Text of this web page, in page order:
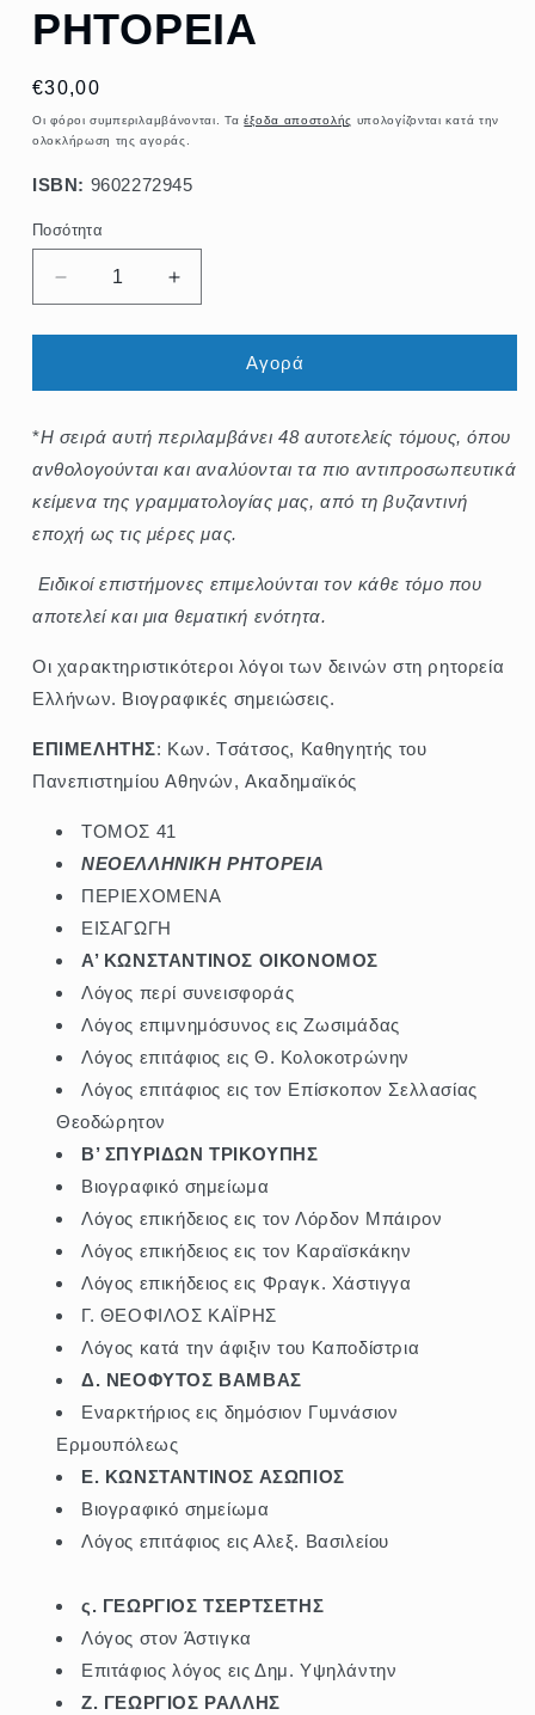
PHTOPEIA
Κανονική
τιμή
€30,00
Οι φόροι συμπεριλαμβάνονται. Ταέξοδα αποστολής υπολογίζονται κατά την
ολοκλήρωση της αγοράς.
ISBN: 9602272945
Ποσότητα
Ποσότητα
Μείωση
ποσότητας
για
PHTOPEIA
Αύξηση
ποσότητας
για
NEOEΛΛHNIKH
PHTOPEIA
Αγορά
*H σειρά αυτή περιλαμβάνει 48 αυτοτελείς τόμους, όπου
ανθολογούνται και αναλύονται τα πιο αντιπροσωπευτικά
κείμενα της γραμματολογίας μας, από τη βυζαντινή
εποχή ως τις μέρες μας.
Eιδικοί επιστήμονες επιμελούνται τον κάθε τόμο που
αποτελεί και μια θεματική ενότητα.
Oι χαρακτηριστικότεροι λόγοι των δεινών στη ρητορεία
Eλλήνων. Bιογραφικές σημειώσεις.
ΕΠΙΜΕΛΗΤΗΣ: Kων. Tσάτσος, Kαθηγητής του
Πανεπιστημίου Aθηνών, Aκαδημαϊκός
ΤΟΜΟΣ 41
ΝΕΟΕΛΛΗΝΙΚΗ ΡΗΤΟΡΕΙΑ
ΠΕΡΙΕΧΟΜΕΝΑ
ΕΙΣΑΓΩΓΗ
Α’ ΚΩΝΣΤΑΝΤΙΝΟΣ ΟΙΚΟΝΟΜΟΣ
Λόγος περί συνεισφοράς
Λόγος επιμνημόσυνος εις Ζωσιμάδας
Λόγος επιτάφιος εις Θ. Κολοκοτρώνην
Λόγος επιτάφιος εις τον Επίσκοπον Σελλασίας
Θεοδώρητον
Β’ ΣΠΥΡΙΔΩΝ ΤΡΙΚΟΥΠΗΣ
Βιογραφικό σημείωμα
Λόγος επικήδειος εις τον Λόρδον Μπάιρον
Λόγος επικήδειος εις τον Καραϊσκάκην
Λόγος επικήδειος εις Φραγκ. Χάστιγγα
Γ. ΘΕΟΦΙΛΟΣ ΚΑΪΡΗΣ
Λόγος κατά την άφιξιν του Καποδίστρια
Δ. ΝΕΟΦΥΤΟΣ ΒΑΜΒΑΣ
Εναρκτήριος εις δημόσιον Γυμνάσιον
Ερμουπόλεως
Ε. ΚΩΝΣΤΑΝΤΙΝΟΣ ΑΣΩΠΙΟΣ
Βιογραφικό σημείωμα
Λόγος επιτάφιος εις Αλεξ. Βασιλείου
ς. ΓΕΩΡΓΙΟΣ ΤΣΕΡΤΣΕΤΗΣ
Λόγος στον Άστιγκα
Επιτάφιος λόγος εις Δημ. Υψηλάντην
Ζ. ΓΕΩΡΓΙΟΣ ΡΑΛΛΗΣ